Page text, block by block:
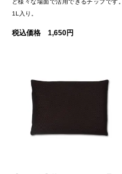
ど様々な場面で活用できるチップです。
1L入り。
税込価格 1,650円